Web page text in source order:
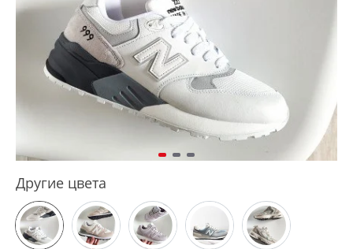
Другие цвета